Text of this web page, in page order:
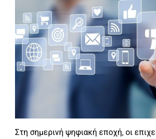
Στη σημερινή ψηφιακή εποχή, οι